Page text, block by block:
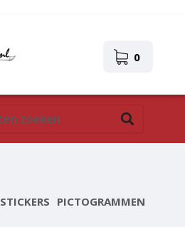
0
STICKERS PICTOGRAMMEN